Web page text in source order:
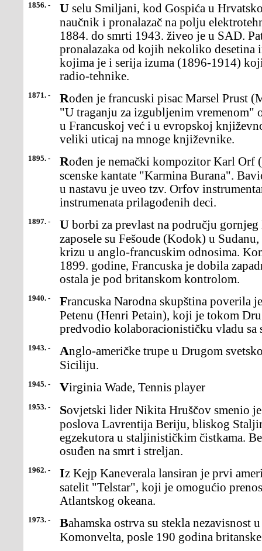
1856. - U selu Smiljani, kod Gospića u Hrvatskoj, rođen je Nikola Tesla,
naučnik i pronalazač na polju
1884. do smrti 1943. živeo je u SAD.
pronalazaka od kojih nekoliko desetina
kojima je i serija izuma (1896-1914)
radio-tehnike.
1871. - Rođen je francuski pisac Marsel Prust (Marcel Proust),čije je delo
"U traganju za izgubljenim vremenom"
u Francuskoj već i u evropskoj
veliki uticaj na mnoge književnike.
1895. - Rođen je nemački kompozitor Karl Orf (Carl Orff), autorpopularne
scenske kantate "Karmina Burana".
u nastavu je uveo tzv. Orfov
instrumenata prilagođenih deci.
1897. - U borbi za prevlast na području gornjeg Nila, francusketrupe
zaposele su Fešoude (Kodok) u
krizu u anglo-francuskim odnosima.
1899. godine, Francuska je dobila
ostala je pod britanskom kontrolom.
1940. - Francuska Narodna skupština poverila je vlast maršalu Anriju
Petenu (Henri Petain), koji je tokom
predvodio kolaboracionističku vladu sa
1943. - Anglo-američke trupe u Drugom svetskom ratu iskrcale suse na
Siciliju.
1945. - Virginia Wade, Tennis player
1953. - Sovjetski lider Nikita Hruščov smenio je ministra unutrašnjih
poslova Lavrentija Beriju, bliskog
egzekutora u staljinističkim čistkama.
osuđen na smrt i streljan.
1962. - Iz Kejp Kaneverala lansiran je prvi američki telekomunikacioni
satelit "Telstar", koji je omogućio
Atlantskog okeana.
1973. - Bahamska ostrva su stekla nezavisnost u okviru Britanskog
Komonvelta, posle 190 godina